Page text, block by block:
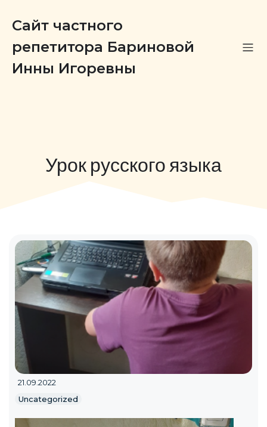
Сайт частного
репетитора Бариновой
Инны Игоревны
Урок русского языка
21.09.2022
Uncategorized